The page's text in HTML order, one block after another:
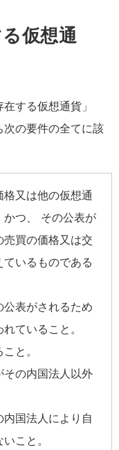
仮想通
する仮想通貨」
の要件の全てに該
又は他の仮想通
かつ、 その公表が
買の価格又は交
いるものである
表がされるため
ていること。
と。
その内国法人以外
内国法人により自
こと。